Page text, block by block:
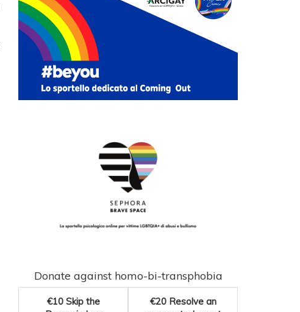
Donate against homo-bi-transphobia
€10 Skip the
€20 Resolve an